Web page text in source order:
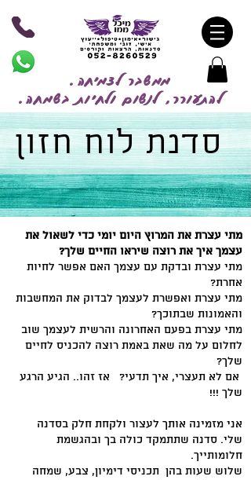
ממשבר לצמיחה.
להתעורר, לנשום ולחיות בשמחה.
סדנת לוח חזון
מתי עצרת את המרוץ היום יומי כדי לשאול את
עצמך איך את רוצה שיראו החיים שלך?
מתי עצרת ובדקת עם עצמך האם אפשר לחיות
אחרת?
מתי עצרת ואפשרת לעצמך לבדוק את המחשבות
והאמונות שבתוכך?
מתי עצרת בפעם האחרונה והרשית לעצמך שוב
לחלום על מה שאת באמת רוצה להכניס לחיים
שלך?
אם לא תעצרי, איך תדעי? אז זהו.. הגיע הרגע
שלך !!!
אני מזמינה אותך לעצור ולקחת חלק בסדנה
שלי. סדנה שתתמקד כולה בך ובהגשמת
חלומותייך.
שלוש שעות בהן תכניסי דימיון, צבע, שמחה